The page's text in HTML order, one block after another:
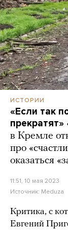
ИСТОРИИ
«Если так
прекратят»
в Кремле
про
оказаться
11:51, 10 мая 2023
Источник: Meduza
Критика, с
Евгений